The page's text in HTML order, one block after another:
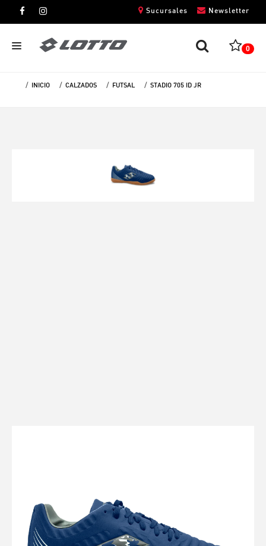
Newsletter
Sucursales
0
INICIO CALZADOS FUTSAL STADIO 705 ID JR